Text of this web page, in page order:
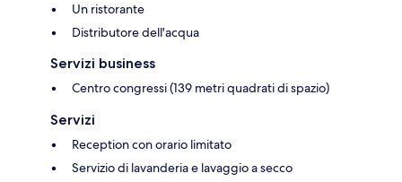
Un ristorante
Distributore dell'acqua
Servizi business
Centro congressi (139 metri quadrati di spazio)
Servizi
Reception con orario limitato
Servizio di lavanderia e lavaggio a secco